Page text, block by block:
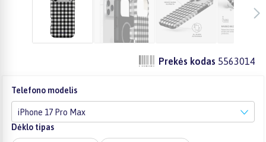
Prekės kodas 5563014
Telefono modelis
iPhone 17 Pro Max
Dėklo tipas